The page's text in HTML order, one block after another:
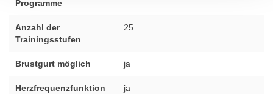
Programme
Anzahl der
Trainingsstufen
25
Brustgurt möglich ja
Herzfrequenzfunktion ja